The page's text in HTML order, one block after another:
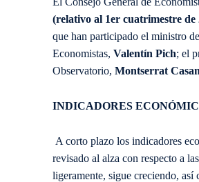
(relativo al 1er cuatrimestre de
que han participado el ministro
Economistas, Valentín Pich; el
Observatorio, Montserrat
INDICADORES
A corto plazo los indicadores
revisado al alza con respecto a
ligeramente, sigue creciendo,